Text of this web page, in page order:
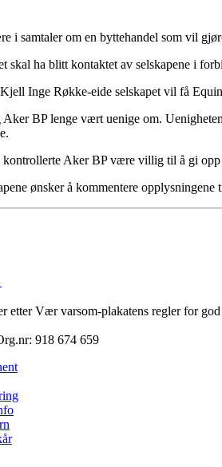
i samtaler om en byttehandel som vil
skal ha blitt kontaktet av selskapene i
Inge Røkke-eide selskapet vil få
BP lenge vært uenige om.
kontrollerte Aker BP være villig til å gi
ønsker å kommentere opplysningene
etter Vær varsom-plakatens regler for
918 674 659